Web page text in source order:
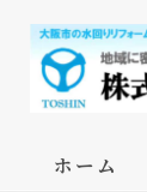
ホーム